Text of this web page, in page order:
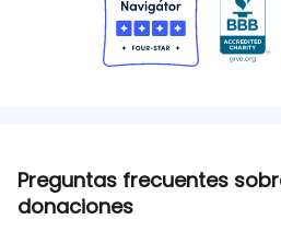
Preguntas frecuentes
donaciones